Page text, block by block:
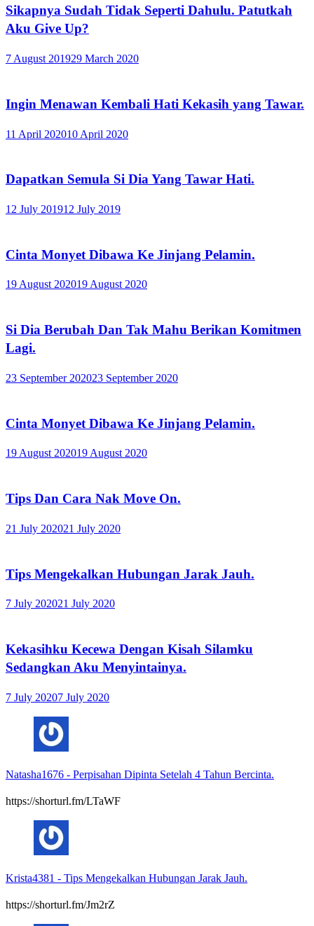
Sikapnya Sudah Tidak Seperti Dahulu. Patutkah
Aku Give Up?
7 August 201929 March 2020
Ingin Menawan Kembali Hati Kekasih yang Tawar.
11 April 202010 April 2020
Dapatkan Semula Si Dia Yang Tawar Hati.
12 July 201912 July 2019
Cinta Monyet Dibawa Ke Jinjang Pelamin.
19 August 202019 August 2020
Si Dia Berubah Dan Tak Mahu Berikan Komitmen
Lagi.
23 September 202023 September 2020
Cinta Monyet Dibawa Ke Jinjang Pelamin.
19 August 202019 August 2020
Tips Dan Cara Nak Move On.
21 July 202021 July 2020
Tips Mengekalkan Hubungan Jarak Jauh.
7 July 202021 July 2020
Kekasihku Kecewa Dengan Kisah Silamku
Sedangkan Aku Menyintainya.
7 July 20207 July 2020
Natasha1676 - Perpisahan Dipinta Setelah 4 Tahun Bercinta.
https://shorturl.fm/LTaWF
Krista4381 - Tips Mengekalkan Hubungan Jarak Jauh.
https://shorturl.fm/Jm2rZ